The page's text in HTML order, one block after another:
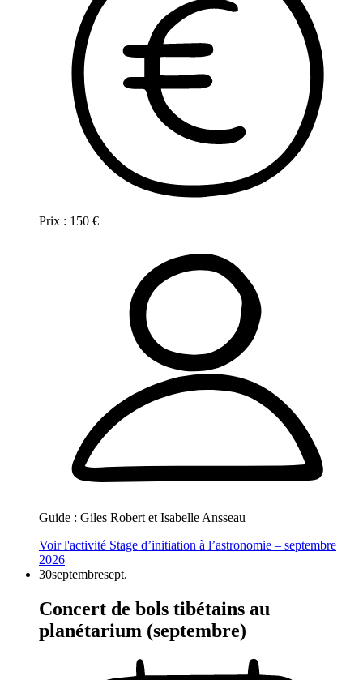
Prix : 150 €
Guide : Giles Robert et Isabelle Ansseau
Voir l'activité Stage d’initiation à l’astronomie – septembre
2026
30septembresept.
Concert de bols tibétains au
planétarium (septembre)